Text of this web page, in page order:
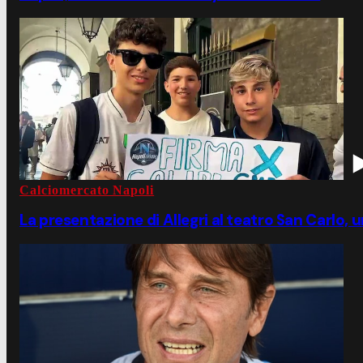
Calciomercato Napoli
La presentazione di Allegri al teatro San Carlo,